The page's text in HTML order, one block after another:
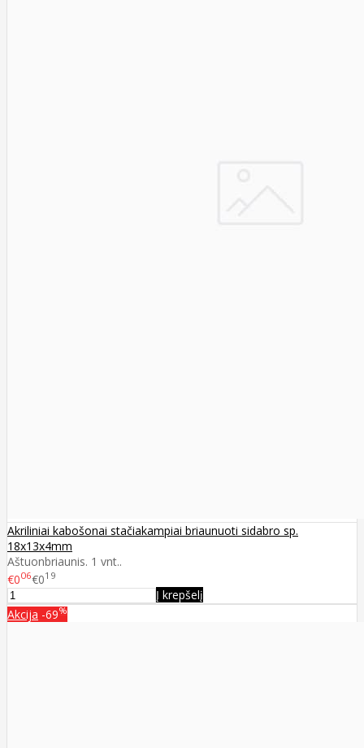
Akriliniai kabošonai stačiakampiai briaunuoti sidabro sp.
18x13x4mm
Aštuonbriaunis. 1 vnt..
€006€019
Į krepšelį
Akcija -69%